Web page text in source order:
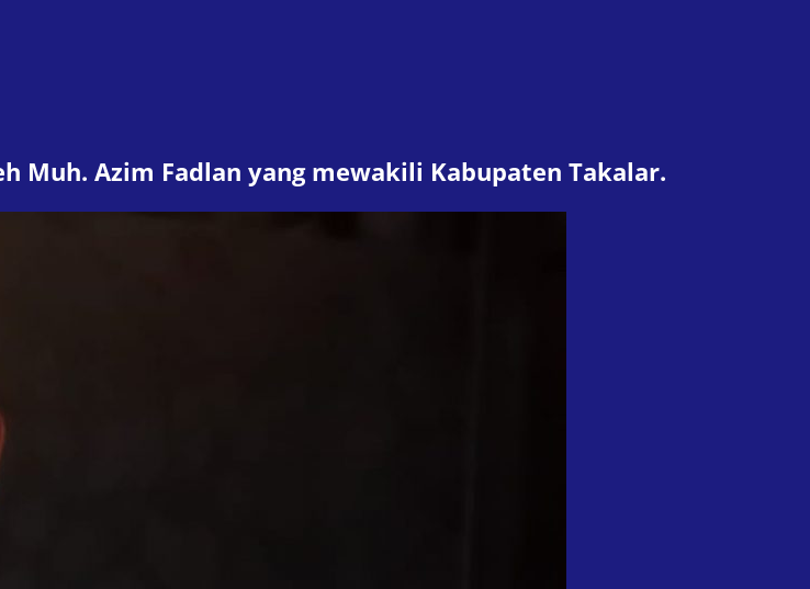
Muh. Azim Fadlan yang mewakili Kabupaten Takalar.